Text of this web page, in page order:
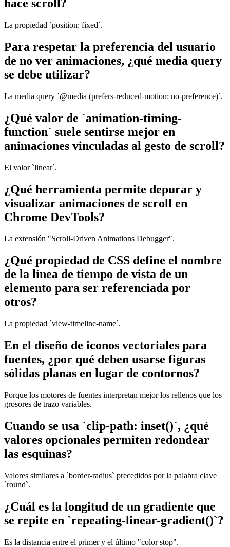
hace scroll?
La propiedad `position: fixed`.
Para respetar la preferencia del usuario
de no ver animaciones, ¿qué media query
se debe utilizar?
La media query `@media (prefers-reduced-motion: no-preference)`.
¿Qué valor de `animation-timing-
function` suele sentirse mejor en
animaciones vinculadas al gesto de scroll?
El valor `linear`.
¿Qué herramienta permite depurar y
visualizar animaciones de scroll en
Chrome DevTools?
La extensión "Scroll-Driven Animations Debugger".
¿Qué propiedad de CSS define el nombre
de la línea de tiempo de vista de un
elemento para ser referenciada por
otros?
La propiedad `view-timeline-name`.
En el diseño de iconos vectoriales para
fuentes, ¿por qué deben usarse figuras
sólidas planas en lugar de contornos?
Porque los motores de fuentes interpretan mejor los rellenos que los
grosores de trazo variables.
Cuando se usa `clip-path: inset()`, ¿qué
valores opcionales permiten redondear
las esquinas?
Valores similares a `border-radius` precedidos por la palabra clave
`round`.
¿Cuál es la longitud de un gradiente que
se repite en `repeating-linear-gradient()`?
Es la distancia entre el primer y el último "color stop".